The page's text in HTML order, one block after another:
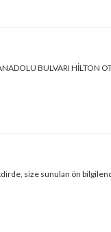
BULVARI
size sunulan ön